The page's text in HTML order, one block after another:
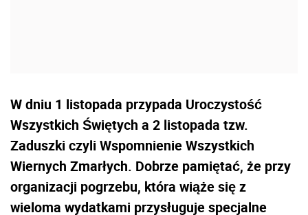
W dniu 1 listopada przypada Uroczystość
Wszystkich Świętych a 2 listopada tzw.
Zaduszki czyli Wspomnienie Wszystkich
Wiernych Zmarłych. Dobrze pamiętać, że przy
organizacji pogrzebu, która wiąże się z
wieloma wydatkami przysługuje specjalne